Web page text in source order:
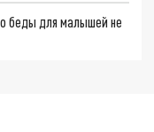
беды для малышей не